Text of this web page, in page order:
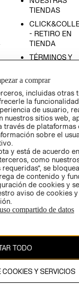
TIENDAS
- RETIRO EN
TIENDA
TÉRMINOS Y
AVISO DE
PRIVACIDAD
GIFT CARD
AVISO DE
COOKIES
por copyright y es
a comprar
incluidas otras
la
de usuario,
nuestros sitios web,
través de plataformas
sobre el
y está de acuerdo
como
se
de contenido y
de cookies y
aviso de cookies
compartido de datos
TODO
COOKIES Y SERVICIOS